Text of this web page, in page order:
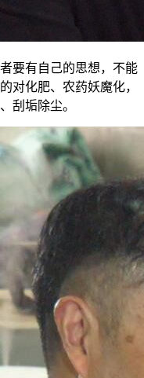
要有自己的思想，不能
对化肥、农药妖魔化，
刮垢除尘。